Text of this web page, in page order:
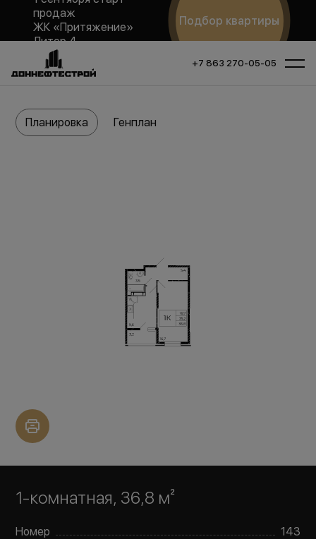
продаж
ЖК «Притяжение»
Литер 4
Подбор квартиры
+7 863 270-05-05
1-комнатная, 36,8 м²
Номер
143
Планировка Генплан